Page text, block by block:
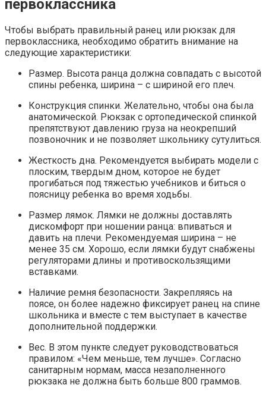
первоклассника
Чтобы выбрать правильный ранец или рюкзак для
первоклассника, необходимо обратить внимание на
следующие характеристики:
Размер. Высота ранца должна совпадать с высотой
спины ребенка, ширина – с шириной его плеч.
Конструкция спинки. Желательно, чтобы она была
анатомической. Рюкзак с ортопедической спинкой
препятствуют давлению груза на неокрепший
позвоночник и не позволяет школьнику сутулиться.
Жесткость дна. Рекомендуется выбирать модели с
плоским, твердым дном, которое не будет
прогибаться под тяжестью учебников и биться о
поясницу ребенка во время ходьбы.
Размер лямок. Лямки не должны доставлять
дискомфорт при ношении ранца: впиваться и
давить на плечи. Рекомендуемая ширина – не
менее 35 см. Хорошо, если лямки будут снабжены
регуляторами длины и противоскользящими
вставками.
Наличие ремня безопасности. Закрепляясь на
поясе, он более надежно фиксирует ранец на спине
школьника и вместе с тем выступает в качестве
дополнительной поддержки.
Вес. В этом пункте следует руководствоваться
правилом: «Чем меньше, тем лучше». Согласно
санитарным нормам, масса незаполненного
рюкзака не должна быть больше 800 граммов.